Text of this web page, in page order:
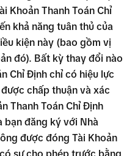
Khoản Thanh Toán Chỉ
khả năng tuân thủ của
kiện này (bao gồm vị
đó). Bất kỳ thay đổi nào
Chỉ Định chỉ có hiệu lực
chấp thuận và xác
Thanh Toán Chỉ Định
bạn đăng ký với Nhà
được đóng Tài Khoản
sự cho phép trước bằng